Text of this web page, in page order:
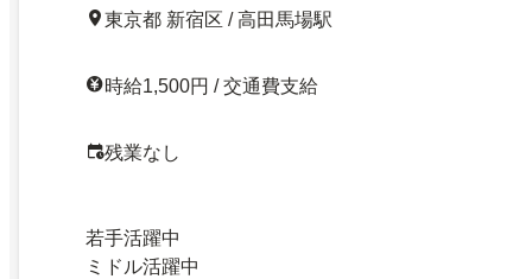
東京都 新宿区 / 高田馬場駅
時給1,500円 / 交通費支給
残業なし
若手活躍中
ミドル活躍中